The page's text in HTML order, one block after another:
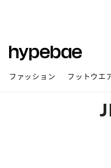
ファッション フットウエ